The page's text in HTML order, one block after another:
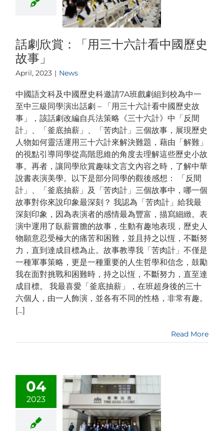
話劇欣賞：「用三十六計看中國歷史
故事」
April, 2023 | News
中國語文科及中國歷史科邀請7A班戲劇組到校為中一
至中三級同學演出話劇 – 「用三十六計看中國歷史故
事」，該話劇改編自兵法策略《三十六計》中「反間
計」、「釜底抽薪」、「苦肉計」三個故事，展現歷史
人物如何靈活運用三十六計來解決難題，藉由「解難」
的視點引導同學從高階思維的角度去理解這些歷史小故
事。再者，讓同學欣賞趣味文言文內容之時，了解中華
說書表演美學。以下是部分同學的觀後感想： 「反間
計」、「釜底抽薪」及「苦肉計」三個故事中，哪一個
故事對你來說印象最深刻？ 我認為「苦肉計」給我最
深刻印象，因為表演者的感情最為豐富，描寫細緻。表
演中運用了臥薪嘗膽的故事，生動有趣地表現，歷史人
物願意忍受極大的痛苦和困難，並且持之以恆，不斷努
力，直到達成目標為止。故事教導我「苦肉計」不僅是
一種軍事策略，更是一種重要的人生哲學和信念，鼓勵
我在面對挑戰和困難時，持之以恆，不斷努力，直至達
成目標。 我最喜愛「釜底抽薪」，在班超身後的三十
六個人，由一人飾演，並各有不同的性格，非常有趣。
[...]
Read More
04
2023